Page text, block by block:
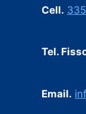
Cell.
Tel.
Email.